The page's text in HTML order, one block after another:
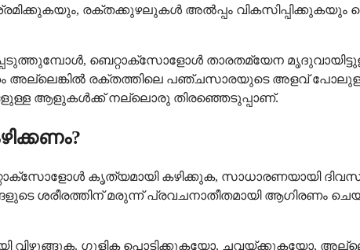
രക്തക്കുഴലുകൾ അൽപ്പം
ബെറ്റാക്സോളോൾ താരതമ്യേന
രക്തത്തിലെ പഞ്ചസാരയുടെ അളവ് പോലുള്ള
ആളുകൾക്ക് നല്ലൊരു തിരഞ്ഞെടുപ്പാണ്.
കൃത്യമായി കഴിക്കുക, സാധാരണയായി
ശരീരത്തിന് മരുന്ന് പ്രവചനാതീതമായി ആഗിരണം
വിഴുങ്ങുക. ഗുളിക പൊടിക്കുകയോ, ചവയ്ക്കുകയോ,